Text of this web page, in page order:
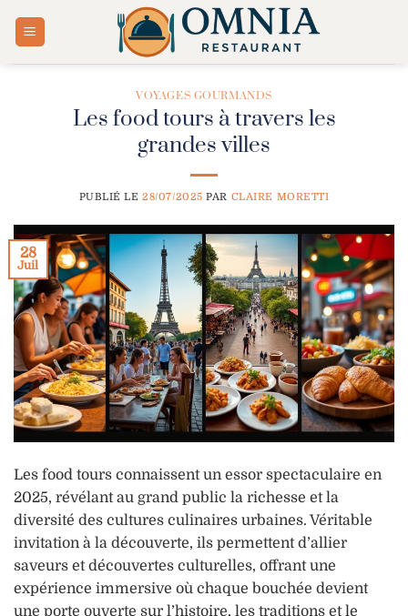
VOYAGES GOURMANDS
Les food tours à travers les
grandes villes
PUBLIÉ LE28/07/2025 PAR CLAIRE MORETTI
28
Juil
Les food tours connaissent un essor spectaculaire en
2025, révélant au grand public la richesse et la
diversité des cultures culinaires urbaines. Véritable
invitation à la découverte, ils permettent d’allier
saveurs et découvertes culturelles, offrant une
expérience immersive où chaque bouchée devient
une porte ouverte sur l’histoire, les traditions et le